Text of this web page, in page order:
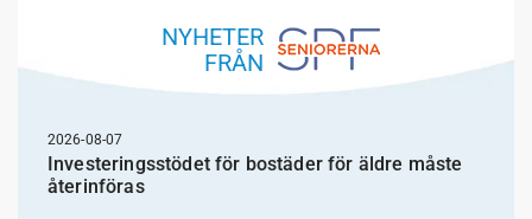
NYHETER
FRÅN
2026-08-07
Investeringsstödet för bostäder för äldre måste
återinföras